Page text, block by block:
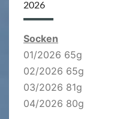
2026
Socken
01/2026 65g
02/2026 65g
03/2026 81g
04/2026 80g